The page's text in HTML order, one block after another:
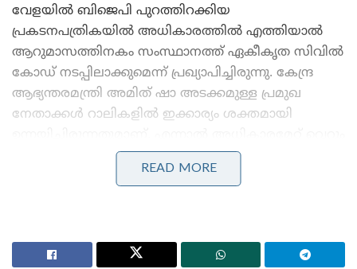
വേളയിൽ ബിജെപി പുറത്തിറക്കിയ
പ്രകടനപത്രികയിൽ അധികാരത്തിൽ എത്തിയാൽ
ആറുമാസത്തിനകം സംസ്ഥാനത്ത് ഏകീകൃത സിവിൽ
കോഡ് നടപ്പിലാക്കുമെന്ന് പ്രഖ്യാപിച്ചിരുന്നു. കേന്ദ്ര
ആഭ്യന്തരമന്ത്രി അമിത് ഷാ അടക്കമുള്ള പ്രമുഖ
നേതാക്കൾ റാലികളിൽ ഇക്കാര്യം ശക്തമായി
രണ്ട് മാസത്തിനുള്ളിൽ തന്നെ ബിൽ
സഭയിലെത്തിക്കാൻ മുഖ്യമന്ത്രി സുവേന്ദു അധികാരി
അധ്യക്ഷതയിൽ ചേർന്ന ബിസിനസ് അഡ്വൈസറി
കമ്മിറ്റി യോഗത്തിലാണ് തിങ്കളാഴ്ച യുസിസി ബിൽ
READ MORE